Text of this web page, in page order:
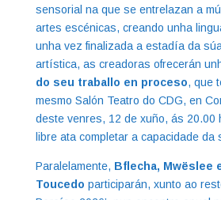
sensorial na que se entrelazan a
artes escénicas, creando unha
unha vez finalizada a estadía da
artística, as creadoras ofrecerán
do seu traballo en proceso, que
mesmo Salón Teatro do CDG, en
deste venres, 12 de xuño, ás 20.00
libre ata completar a capacidade da
Paralelamente, Bflecha, Mwëslee
Toucedo participarán, xunto ao